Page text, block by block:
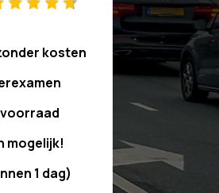
kosten
voorraad
mogelijk!
1 dag)